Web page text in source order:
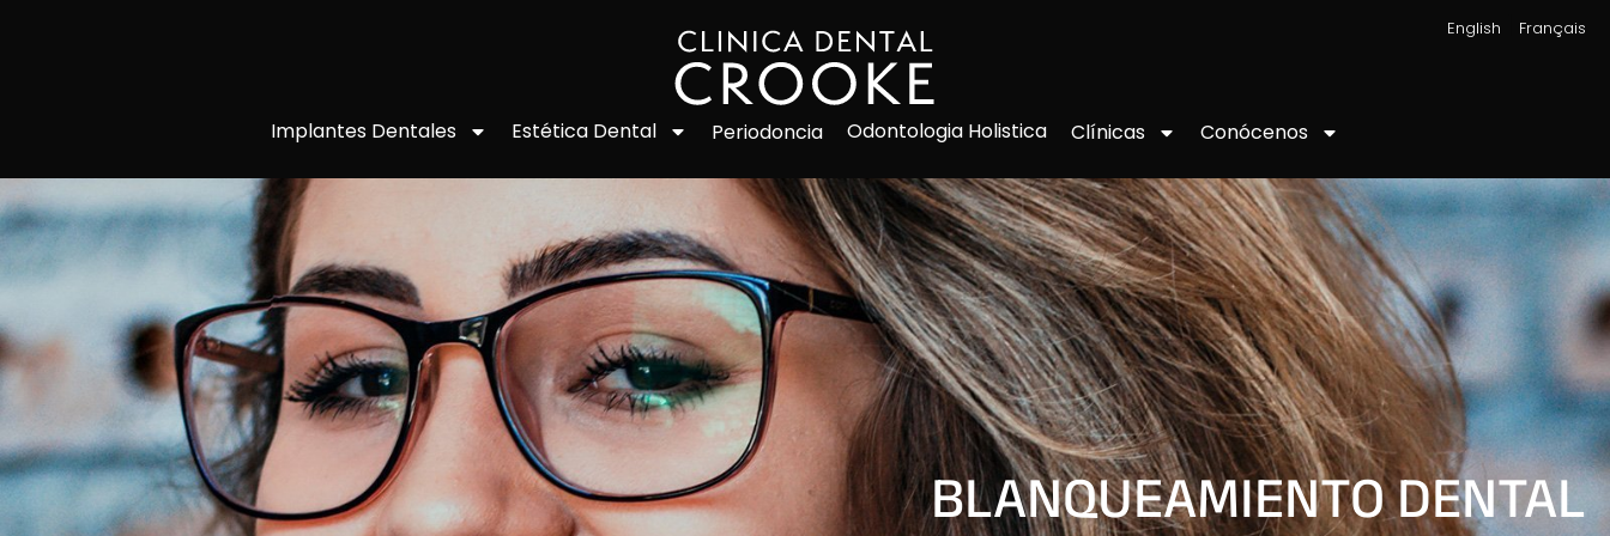
English Français
Implantes Dentales Estética Dental Periodoncia Odontologia Holistica Clínicas Conócenos
BLANQUEAMIENTO DENTAL